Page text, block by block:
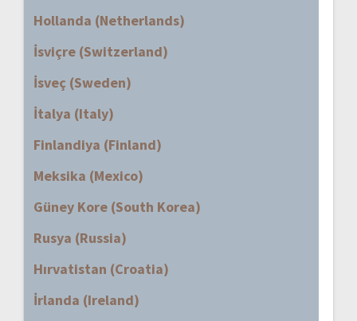
Hollanda (Netherlands)
İsviçre (Switzerland)
İsveç (Sweden)
İtalya (Italy)
Finlandiya (Finland)
Meksika (Mexico)
Güney Kore (South Korea)
Rusya (Russia)
Hırvatistan (Croatia)
İrlanda (Ireland)